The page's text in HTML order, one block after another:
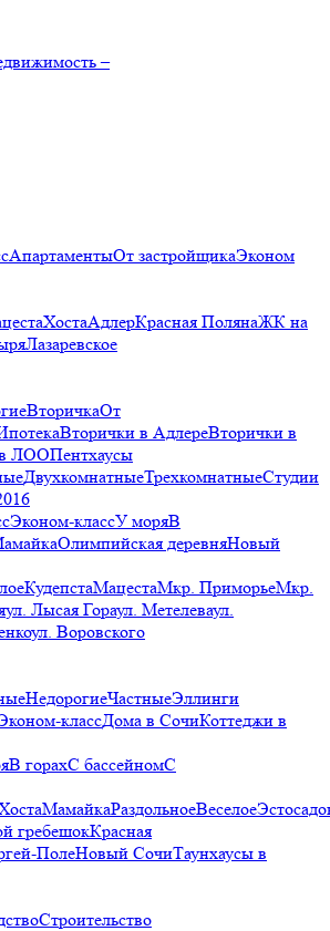
–
АпартаментыОт застройщикаЭконом
ХостаАдлерКрасная ПолянаЖК на
Лазаревское
ВторичкаОт
Вторички в АдлереВторички в
ЛООПентхаусы
ДвухкомнатныеТрехкомнатныеСтудии
Эконом-классУ моряВ
Олимпийская деревняНовый
КудепстаМацестаМкр. ПриморьеМкр.
ул. Лысая Гораул. Метелеваул.
ул. Воровского
НедорогиеЧастныеЭллинги
классДома в СочиКоттеджи в
В горахС бассейномС
МамайкаРаздольноеВеселое
гребешокКрасная
ПолеНовый СочиТаунхаусы в
Строительство